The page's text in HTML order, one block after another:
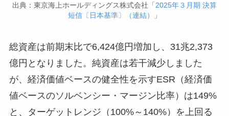
出典： 東京海上ホールディングス株式会社「 2025年３月期 決算
短信〔日本基準〕（連結）
」
総資産は前期末比で6,424億円増加し、31兆2,373
億円となりました。純資産は若干減少しました
が、経済価値ベースの健全性を示すESR（経済価
値ベースのソルベンシー・マージン比率）は149%
と、ターゲットレンジ（100%～140%）を上回る